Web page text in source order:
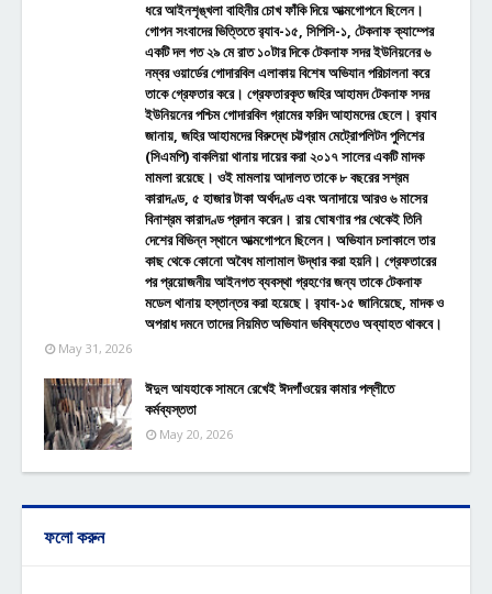
ধরে আইনশৃঙ্খলা বাহিনীর চোখ ফাঁকি দিয়ে আত্মগোপনে ছিলেন।
গোপন সংবাদের ভিত্তিতে র‌্যাব-১৫, সিপিসি-১, টেকনাফ ক্যাম্পের
একটি দল গত ২৯ মে রাত ১০টার দিকে টেকনাফ সদর ইউনিয়নের ৬
নম্বর ওয়ার্ডের গোদারবিল এলাকায় বিশেষ অভিযান পরিচালনা করে
তাকে গ্রেফতার করে। গ্রেফতারকৃত জহির আহামদ টেকনাফ সদর
ইউনিয়নের পশ্চিম গোদারবিল গ্রামের ফরিদ আহামদের ছেলে। র‌্যাব
জানায়, জহির আহামদের বিরুদ্ধে চট্টগ্রাম মেট্রোপলিটন পুলিশের
(সিএমপি) বাকলিয়া থানায় দায়ের করা ২০১৭ সালের একটি মাদক
মামলা রয়েছে। ওই মামলায় আদালত তাকে ৮ বছরের সশ্রম
কারাদণ্ড, ৫ হাজার টাকা অর্থদণ্ড এবং অনাদায়ে আরও ৬ মাসের
বিনাশ্রম কারাদণ্ড প্রদান করেন। রায় ঘোষণার পর থেকেই তিনি
দেশের বিভিন্ন স্থানে আত্মগোপনে ছিলেন। অভিযান চলাকালে তার
কাছ থেকে কোনো অবৈধ মালামাল উদ্ধার করা হয়নি। গ্রেফতারের
পর প্রয়োজনীয় আইনগত ব্যবস্থা গ্রহণের জন্য তাকে টেকনাফ
মডেল থানায় হস্তান্তর করা হয়েছে। র‌্যাব-১৫ জানিয়েছে, মাদক ও
অপরাধ দমনে তাদের নিয়মিত অভিযান ভবিষ্যতেও অব্যাহত থাকবে।
May 31, 2026
ঈদুল আযহাকে সামনে রেখেই ঈদগাঁওয়ের কামার পল্লীতে
কর্মব্যস্ততা
May 20, 2026
ফলো করুন